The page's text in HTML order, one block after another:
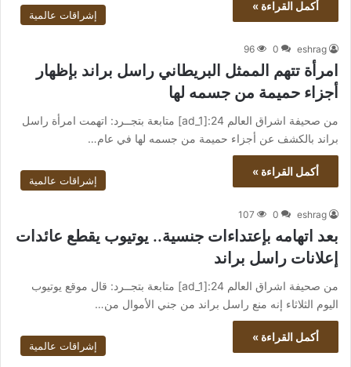
أكمل القراءة »
إشراقات عالمية
eshrag
0
96
امرأة تتهم الممثل البريطاني راسل براند بإظهار
أجزاء حميمة من جسمه لها
من صحيفة اشراق العالم 24:[ad_1] متابعة بتجــرد: اتهمت امرأة راسل
براند بالكشف عن أجزاء حميمة من جسمه لها في عام…
أكمل القراءة »
إشراقات عالمية
eshrag
0
107
بعد اتهامه بإعتداءات جنسية.. يوتيوب يقطع عائدات
إعلانات راسل براند
من صحيفة اشراق العالم 24:[ad_1] متابعة بتجــرد: قال موقع يوتيوب
اليوم الثلاثاء إنه منع راسل براند من جني الأموال من…
أكمل القراءة »
إشراقات عالمية